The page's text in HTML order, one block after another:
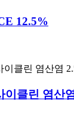
12.5%
이클린 염산